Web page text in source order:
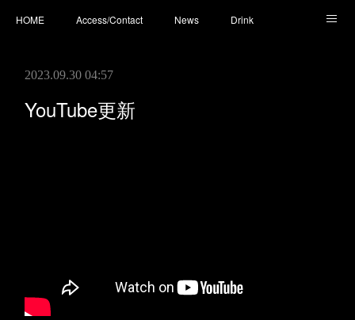
HOME Access/Contact News Drink
2023.09.30 04:57
YouTube更新